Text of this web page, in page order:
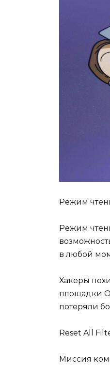
Режим
Режим
в любой
Хакеры
площадки
потеряли
Reset All
Миссия